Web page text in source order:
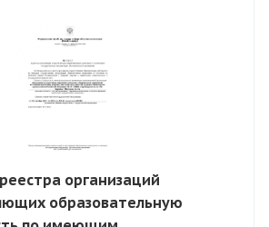
организаций
образовательную